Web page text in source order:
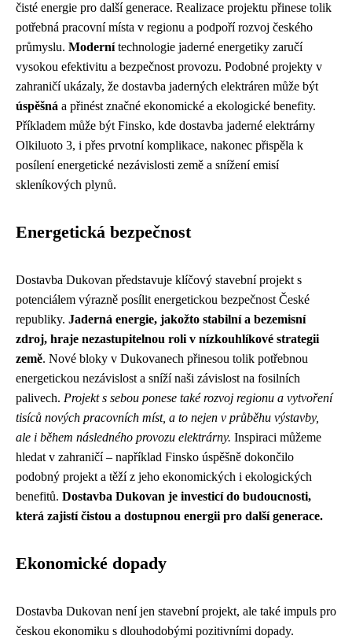
čisté energie pro další generace. Realizace projektu přinese tolik
potřebná pracovní místa v regionu a podpoří rozvoj českého
průmyslu. Modernítechnologie jaderné energetiky zaručí
vysokou efektivitu a bezpečnost provozu. Podobné projekty v
zahraničí ukázaly, že dostavba jaderných elektráren může být
úspěšná a přinést značné ekonomické a ekologické benefity.
Příkladem může být Finsko, kde dostavba jaderné elektrárny
Olkiluoto 3, i přes prvotní komplikace, nakonec přispěla k
posílení energetické nezávislosti země a snížení emisí
skleníkových plynů.
Energetická bezpečnost
Dostavba Dukovan představuje klíčový stavební projekt s
potenciálem výrazně posílit energetickou bezpečnost České
republiky. Jaderná energie, jakožto stabilní a bezemisní
zdroj, hraje nezastupitelnou roli v nízkouhlíkové strategii
země. Nové bloky v Dukovanech přinesou tolik potřebnou
energetickou nezávislost a sníží naši závislost na fosilních
palivech. Projekt s sebou ponese také rozvoj regionu a vytvoření
tisíců nových pracovních míst, a to nejen v průběhu výstavby,
ale i během následného provozu elektrárny. Inspiraci můžeme
hledat v zahraničí – například Finsko úspěšně dokončilo
podobný projekt a těží z jeho ekonomických i ekologických
benefitů. Dostavba Dukovan je investicí do budoucnosti,
která zajistí čistou a dostupnou energii pro další generace.
Ekonomické dopady
Dostavba Dukovan není jen stavební projekt, ale také impuls pro
českou ekonomiku s dlouhodobými pozitivními dopady.